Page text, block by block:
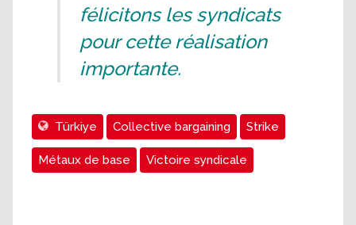
félicitons les syndicats
pour cette réalisation
importante.
Türkiye Collective bargaining Strike
Métaux de base Victoire syndicale